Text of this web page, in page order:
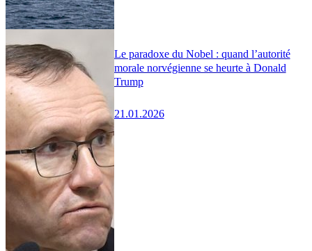
Le paradoxe du Nobel : quand l’autorité
morale norvégienne se heurte à Donald
Trump
21.01.2026